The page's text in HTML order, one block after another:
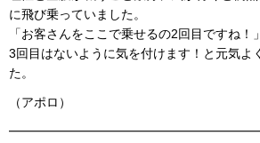
に飛び乗っていました。
「お客さんをここで乗せるの2回目ですね！
3回目はないように気を付けます！と元気よ
た。
（アポロ）